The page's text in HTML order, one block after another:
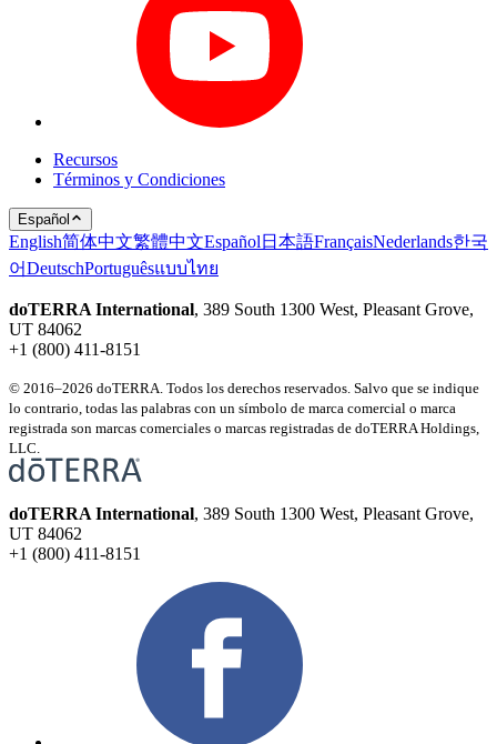
Recursos
Términos y Condiciones
Español
English简体中文繁體中文Español 日本語FrançaisNederlands한국
어DeutschPortuguêsแบบไทย
doTERRA International, 389 South 1300 West, Pleasant Grove,
UT 84062
+1 (800) 411-8151
© 2016–2026 doTERRA. Todos los derechos reservados. Salvo que se indique
lo contrario, todas las palabras con un símbolo de marca comercial o marca
registrada son marcas comerciales o marcas registradas de doTERRA Holdings,
LLC.
doTERRA International, 389 South 1300 West, Pleasant Grove,
UT 84062
+1 (800) 411-8151